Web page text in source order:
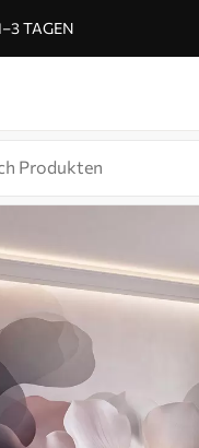
TAGEN